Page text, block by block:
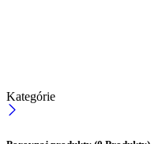
Kategórie